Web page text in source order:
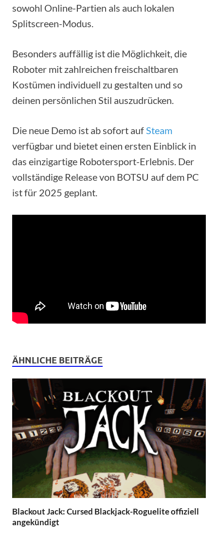
sowohl Online-Partien als auch lokalen
Splitscreen-Modus.
Besonders auffällig ist die Möglichkeit, die
Roboter mit zahlreichen freischaltbaren
Kostümen individuell zu gestalten und so
deinen persönlichen Stil auszudrücken.
Die neue Demo ist ab sofort aufSteam
verfügbar und bietet einen ersten Einblick in
das einzigartige Robotersport-Erlebnis. Der
vollständige Release von BOTSU auf dem PC
ist für 2025 geplant.
ÄHNLICHE BEITRÄGE
Blackout Jack: Cursed Blackjack-Roguelite offiziell
angekündigt